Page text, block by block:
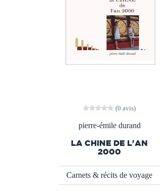
(0 avis)
pierre-émile durand
LA CHINE DE L'AN
2000
Carnets & récits de voyage